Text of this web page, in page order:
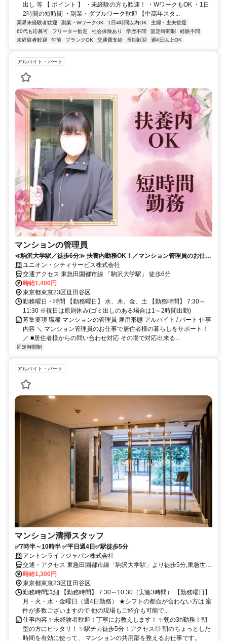
出し 等 【 ポイント 】 ・未経験の方も歓迎！ ・WワークもOK ・1日
2時間の短時間 ・副業・ダブルワーク歓迎 【中高年スタ...
業界未経験者歓迎 副業・WワークOK 1日4時間以内OK
主婦・主夫歓迎
60代も応募可
フリーター歓迎 社会保険あり 学歴不問 固定時間制
経験不問
未経験者歓迎
午前 ブランクOK 交通費支給 長期歓迎 週4日以上OK
アルバイト・パート
マンションの管理員
≪駒沢大学駅／徒歩6分≫ 扶養内勤務OK！／マンション管理員のお仕事
／未経験歓迎でも安心スタート◎
ユニオン・シティサービス株式会社
交通アクセス 東急田園都市線 「駒沢大学駅」 徒歩6分
時給1,400円
東京都東京23区世田谷区
勤務曜日・時間 【勤務曜日】 水、木、金、土 【勤務時間】 7:30～
11:30 ※祝日は原則休み(ゴミ出しのある場合は1～2時間出勤)
募集要項 職種 マンションの管理員 雇用形態 アルバイト / パート 仕事
内容 ＼ マンション管理員のお仕事で居住者様の暮らしをサポート！
／ ■居住者様からの問い合わせ対応 その場で対応出来る...
固定時間制
アルバイト・パート
マンション清掃スタッフ
✅7時半～10時半 ✅平日週4日✅駅徒歩5分
アントンライフジャパン株式会社
交通・アクセス 東急田園都市線「駒沢大学駅」より徒歩5分,東急世田
谷線「西太子堂駅」より徒歩14分,東急田園都市線「三軒茶屋駅」よ
り徒歩14分
時給1,300円
東京都東京23区世田谷区
勤務時間詳細 【勤務時間】 7:30～10:30（実働3時間） 【勤務曜日】
月・火・水・金曜日（週4日勤務） ★シフトの都合が合わない方は 案
件が多数ございますので 他の現場もご紹介も可能で...
仕事内容 ✨未経験者歓迎！丁寧にお教えします！ ✨朝の3h勤務！朝
型の方にピッタリ！ ✨駅チカ徒歩5分！アクセス◎ 朝のちょっとした
時間を有効に使って、 マンションの共用部を整えるお仕事です。